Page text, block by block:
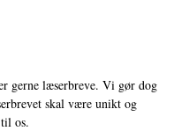
gerne læserbreve. Vi gør dog
skal være unikt og
os.